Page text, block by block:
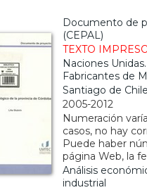
Documento de
(CEPAL)
TEXTO
Naciones
Fabricantes de
Santiago de
2005-2012
Numeración
casos, no hay
Puede haber
página Web, la
Análisis
industrial